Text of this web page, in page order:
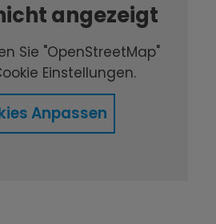
angezeigt
Sie "OpenStreetMap"
Einstellungen.
Anpassen